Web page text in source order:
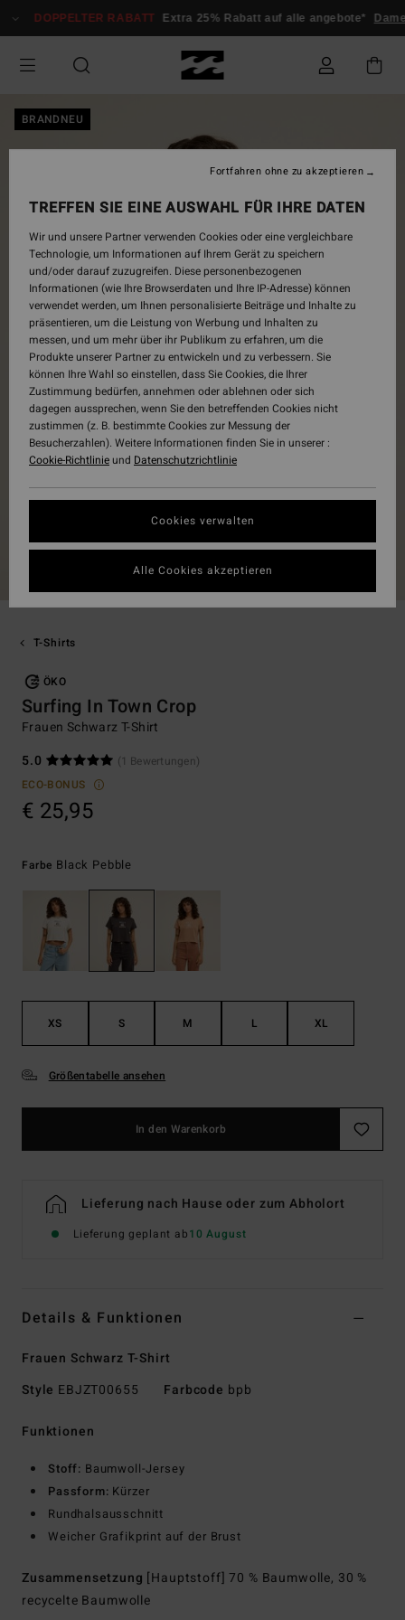
zur
springen
DOPPELTER RABATT Extra 25% Rabatt auf alle angebote* Damen
BRANDNEU
T-Shirts
ÖKO
Surfing In Town Crop
Frauen Schwarz T-Shirt
5.0
(1 Bewertungen)
ECO-BONUS
€ 25,95
Farbe Black Pebble
XS S M L XL
Größentabelle ansehen
In den Warenkorb
Lieferung nach Hause oder zum Abholort
Lieferung geplant ab10 August
Details & Funktionen
Frauen Schwarz T-Shirt
Style EBJZT00655 Farbcode bpb
Funktionen
Stoff: Baumwoll-Jersey
Passform: Kürzer
Rundhalsausschnitt
Weicher Grafikprint auf der Brust
Zusammensetzung [Hauptstoff] 70 % Baumwolle, 30 %
recycelte Baumwolle
TREFFEN SIE EINE AUSWAHL FÜR IHRE DATEN
Wir und unsere Partner verwenden Cookies oder eine vergleichbare
Technologie, um Informationen auf Ihrem Gerät zu speichern
und/oder darauf zuzugreifen. Diese personenbezogenen
Informationen (wie Ihre Browserdaten und Ihre IP-Adresse) können
verwendet werden, um Ihnen personalisierte Beiträge und Inhalte zu
präsentieren, um die Leistung von Werbung und Inhalten zu
messen, und um mehr über ihr Publikum zu erfahren, um die
Produkte unserer Partner zu entwickeln und zu verbessern. Sie
können Ihre Wahl so einstellen, dass Sie Cookies, die Ihrer
Zustimmung bedürfen, annehmen oder ablehnen oder sich
dagegen aussprechen, wenn Sie den betreffenden Cookies nicht
zustimmen (z. B. bestimmte Cookies zur Messung der
Besucherzahlen). Weitere Informationen finden Sie in unserer :
Cookie-Richtlinieund Datenschutzrichtlinie
Cookies verwalten
Fortfahren ohne zu akzeptieren
Alle Cookies akzeptieren